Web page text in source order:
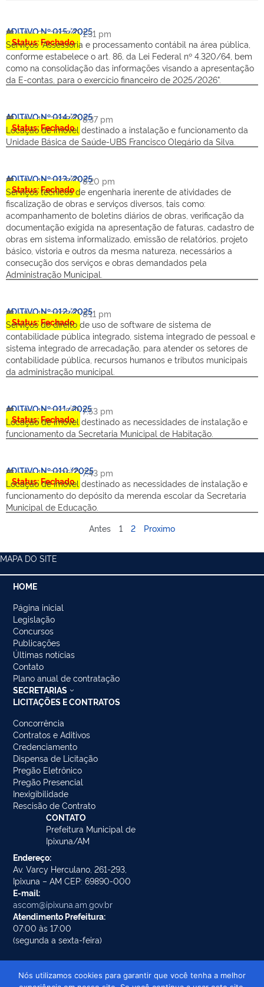
ADITIVO Nº 015/2025
julho 21, 2025 1:31 pm
Status: Fechado
Serviços “Assessoria e processamento contábil na área pública,
conforme estabelece o art. 86, da Lei Federal nº 4.320/64, bem
como na consolidação das informações visando a apresentação
da E-contas, para o exercício financeiro de 2025/2026”.
ADITIVO Nº 014/2025
julho 18, 2025 8:37 pm
Status: Fechado
Locação de imóvel destinado a instalação e funcionamento da
Unidade Básica de Saúde-UBS Francisco Olegário da Silva.
ADITIVO Nº 013/2025
julho 18, 2025 8:20 pm
Status: Fechado
Serviços técnicos de engenharia inerente de atividades de
fiscalização de obras e serviços diversos, tais como:
acompanhamento de boletins diários de obras, verificação da
documentação exigida na apresentação de faturas, cadastro de
obras em sistema informalizado, emissão de relatórios, projeto
básico, vistoria e outros da mesma natureza, necessários a
consecução dos serviços e obras demandados pela
Administração Municipal.
ADITIVO Nº 012/2025
julho 18, 2025 8:11 pm
Status: Fechado
Serviços do direito de uso de software de sistema de
contabilidade pública integrado, sistema integrado de pessoal e
sistema integrado de arrecadação, para atender os setores de
contabilidade pública, recursos humanos e tributos municipais
da administração municipal.
ADITIVO Nº 011/2025
julho 18, 2025 7:53 pm
Status: Fechado
Locação de imóvel destinado as necessidades de instalação e
funcionamento da Secretaria Municipal de Habitação.
ADITIVO Nº 010/2025
julho 18, 2025 7:43 pm
Status: Fechado
Locação de imóvel destinado as necessidades de instalação e
funcionamento do depósito da merenda escolar da Secretaria
Municipal de Educação.
Antes
1 2 Proximo
MAPA DO SITE
HOME
Página inicial
Legislação
Concursos
Publicações
Últimas notícias
Contato
Plano anual de contratação
SECRETARIAS
LICITAÇÕES E CONTRATOS
Concorrência
Contratos e Aditivos
Credenciamento
Dispensa de Licitação
Pregão Eletrônico
Pregão Presencial
Inexigibilidade
Rescisão de Contrato
CONTATO
Prefeitura Municipal de
Ipixuna/AM
Endereço:
Av. Varcy Herculano, 261-293,
Ipixuna – AM CEP: 69890-000
E-mail:
ascom@ipixuna.am.gov.br
Atendimento Prefeitura:
07:00 às 17:00
(segunda a sexta-feira)
Nós utilizamos cookies para garantir que você tenha a melhor